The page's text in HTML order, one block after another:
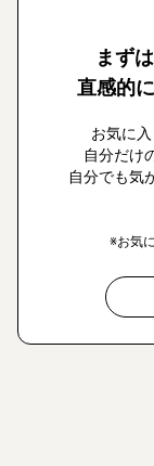
まず
直感的
お気に
自分だけ
自分でも気
※お気